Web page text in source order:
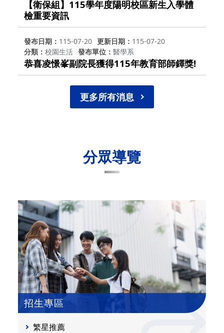
【衛保組】115學年度陽明校區新生入學體
檢重要資訊
發布日期 115-07-20 更新日期
115-07-20
分類
校園生活 發布單位 醫學系
恭喜凌憬峯副院長獲得115年教育部師鐸獎!
更多所有消息
分眾導覽
招生專區
繁星推薦